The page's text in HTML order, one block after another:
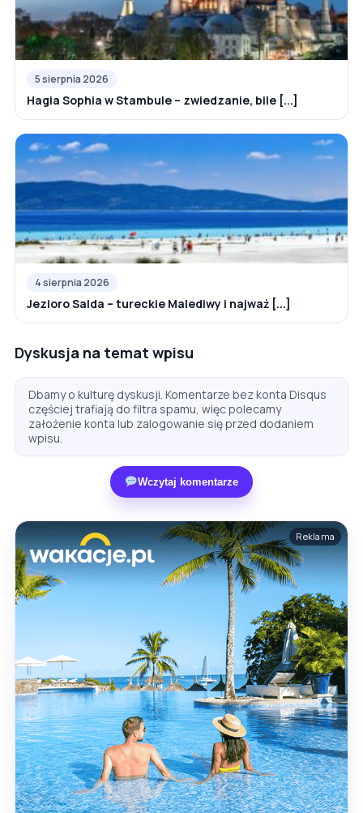
5 sierpnia 2026
Hagia Sophia w Stambule – zwiedzanie, bile [...]
4 sierpnia 2026
Jezioro Salda – tureckie Malediwy i najważ [...]
Dyskusja na temat wpisu
Dbamy o kulturę dyskusji. Komentarze bez konta Disqus
częściej trafiają do filtra spamu, więc polecamy
założenie konta lub zalogowanie się przed dodaniem
wpisu.
Wczytaj komentarze
Reklama